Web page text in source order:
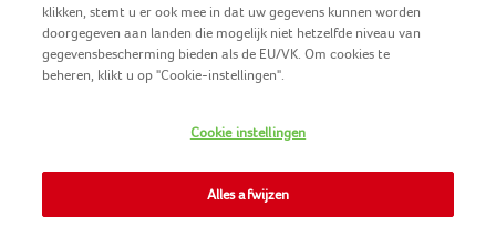
COPYRIGHT IGLO 2025
CONTACTEER ONS
COOKIE-POLICY
NOMAD FOODS
klikken, stemt u er ook mee in dat uw gegevens kunnen worden
doorgegeven aan landen die mogelijk niet hetzelfde niveau van
gegevensbescherming bieden als de EU/VK. Om cookies te
beheren, klikt u op "Cookie-instellingen".
Cookie instellingen
Alles afwijzen